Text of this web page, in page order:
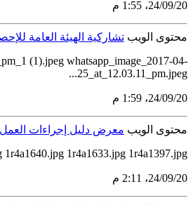
20‏/09‏/24، 1:55 م
محتوى الويب تشاركية الهيئة العامة
(1).jpeg whatsapp_image_2017-04-
25_at_12.03.11_pm.jpeg...
20‏/09‏/24، 1:59 م
محتوى الويب معرض دليل إجراءات العمل
1r4a1633.jpg 1r4a1397.jpg...
20‏/09‏/24، 2:11 م